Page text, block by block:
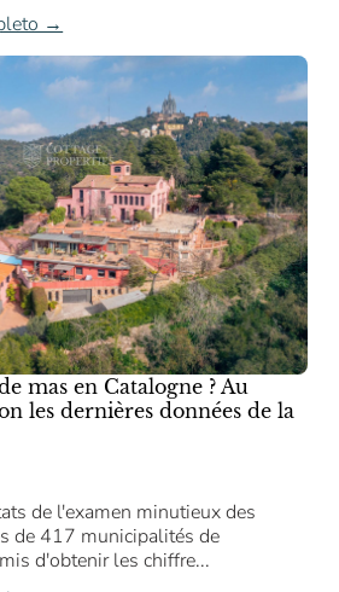
→
mas en Catalogne ? Au
les dernières données de la
de l'examen minutieux des
de 417 municipalités de
d'obtenir les chiffre...